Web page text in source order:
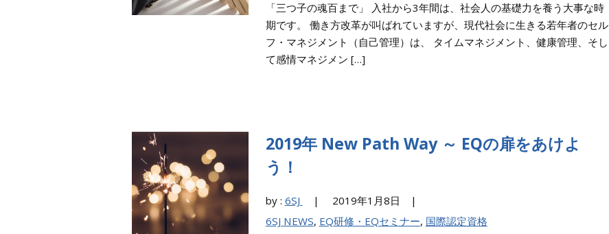
「三つ子の魂百まで」 入社から3年間は、社会人の基礎力を養う大事な時
期です。 働き方改革が叫ばれていますが、現代社会に生きる若年者のセル
フ・マネジメント（自己管理）は、 タイムマネジメント、健康管理、そし
て感情マネジメン […]
2019年 New Path Way ～ EQの扉をあけよ
う！
by : 6SJ |
2019年1月8日 |
6SJ NEWS, EQ研修・EQセミナー, 国際認定資格